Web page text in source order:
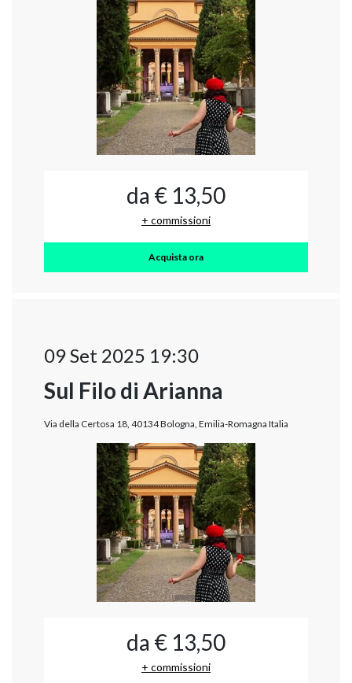
da € 13,50
+ commissioni
Acquista ora
09 Set 2025 19:30
Sul Filo di Arianna
Via della Certosa 18, 40134 Bologna, Emilia-Romagna Italia
da € 13,50
+ commissioni